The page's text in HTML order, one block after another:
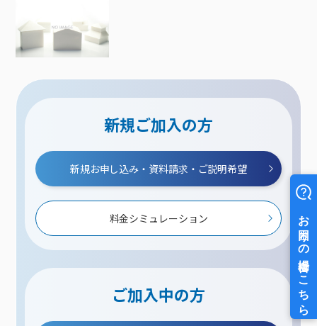
新規ご加入の方
新規お申し込み・資料請求・ご説明希望
料金シミュレーション
ご加入中の方